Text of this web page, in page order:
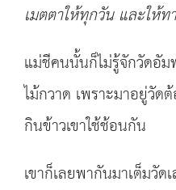
เมตตาให้ทุกวัน และให้
แม่ชีคนนั้นก็ไม่รู้จักวัดอัม
ไม้กวาด เพราะมาอยู่วัด
กินข้าวเขาใช้ช้อนกัน
เขาก็เลยพากันมาเต็มวั